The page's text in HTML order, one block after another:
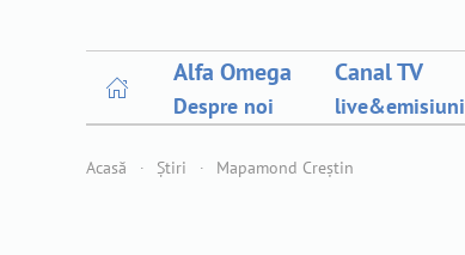
Alfa Omega
Despre noi
Canal TV
live&emisiuni
Acasă Știri Mapamond Creștin